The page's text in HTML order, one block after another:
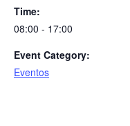
Time:
08:00 - 17:00
Event Category:
Eventos